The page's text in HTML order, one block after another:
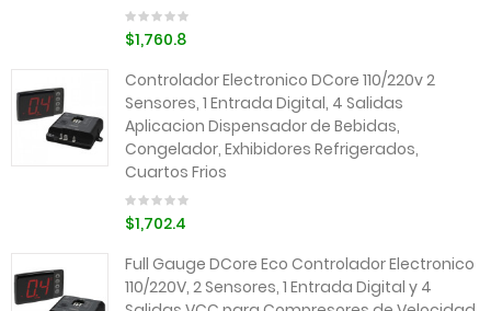
$1,760.8
Controlador Electronico DCore 110/220v 2
Sensores, 1 Entrada Digital, 4 Salidas
Aplicacion Dispensador de Bebidas,
Congelador, Exhibidores Refrigerados,
Cuartos Frios
$1,702.4
Full Gauge DCore Eco Controlador Electronico
110/220V, 2 Sensores, 1 Entrada Digital y 4